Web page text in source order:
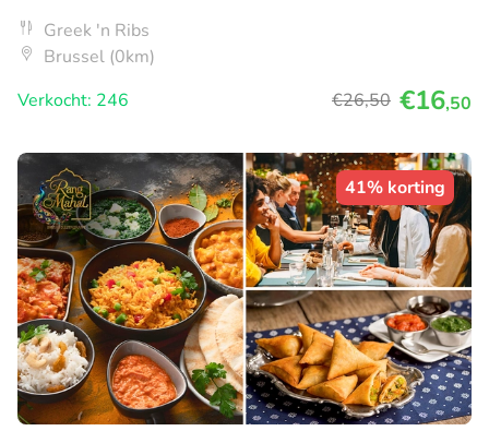
Greek 'n Ribs
Brussel (0km)
Verkocht: 246
€26,50 €16,50
41% korting